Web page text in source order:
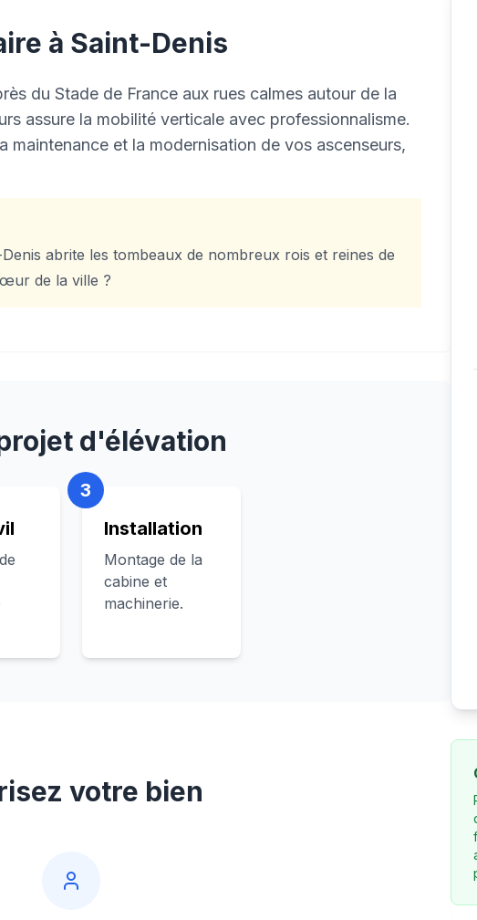
à Saint-Denis
du Stade de France aux rues calmes autour de la
assure la mobilité verticale avec professionnalisme.
maintenance et la modernisation de vos ascenseurs,
abrite les tombeaux de nombreux rois et reines de
de la ville ?
d'élévation
3
Installation
Montage de la
cabine et
machinerie.
votre bien